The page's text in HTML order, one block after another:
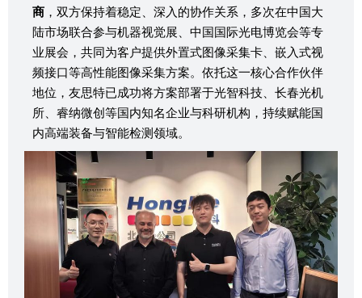
商 ，双方保持着稳定、深入的协作关系，多次在中国大
陆市场联合参与机器视觉展、中国国际光电博览会等专
业展会，共同为客户提供外置式图像采集卡、嵌入式视
频接口等高性能图像采集方案。依托这一核心合作伙伴
地位，友思特已成功将方案部署于光智科技、长春光机
所、睿纳微创等国内知名企业与科研机构，持续赋能国
内高端装备与智能检测领域。